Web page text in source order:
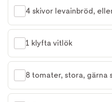
4 skivor levainbröd,
1 klyfta vitlök
8 tomater, stora, gärna